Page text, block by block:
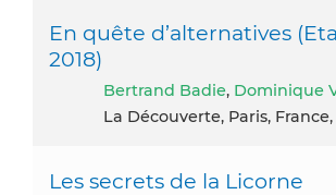
En quête d’alternatives
2018)
Bertrand Badie, Dominique
La Découverte, Paris,
Les secrets de la Licorne